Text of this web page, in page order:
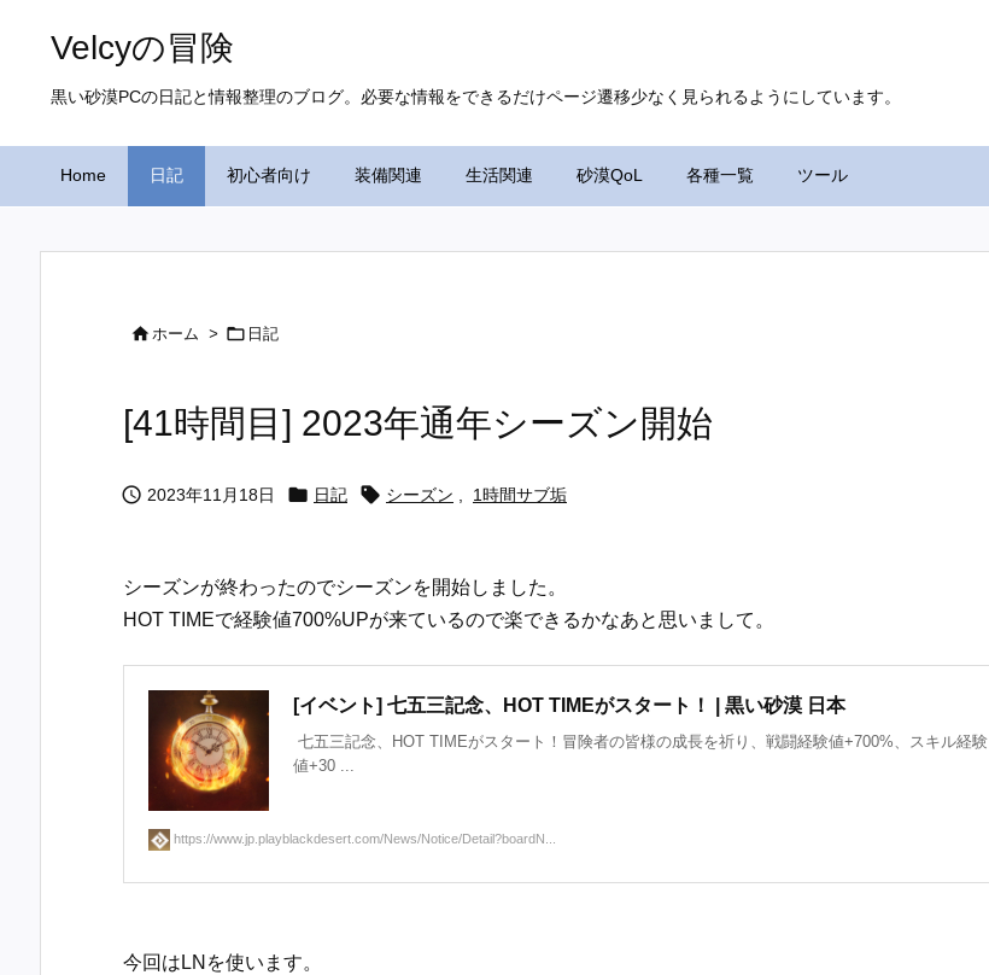
Velcyの冒険
黒い砂漠PCの日記と情報整理のブログ。必要な情報をできるだけページ遷移少なく見られるようにしています。
Home 日記 初心者向け 装備関連 生活関連 砂漠QoL 各種一覧 ツール
ホーム >  日記
[41時間目] 2023年通年シーズン開始
 2023年11月18日  日記  シーズン 1時間サブ垢
シーズンが終わったのでシーズンを開始しました。
HOT TIMEで経験値700%UPが来ているので楽できるかなあと思いまして。
[イベント] 七五三記念、HOT TIMEがスタート！ | 黒い砂漠 日本
七五三記念、HOT TIMEがスタート！冒険者の皆様の成長を祈り、戦闘経験値+700%、スキル経験
値+30 ...
https://www.jp.playblackdesert.com/News/Notice/Detail?boardN...
今回はLNを使います。